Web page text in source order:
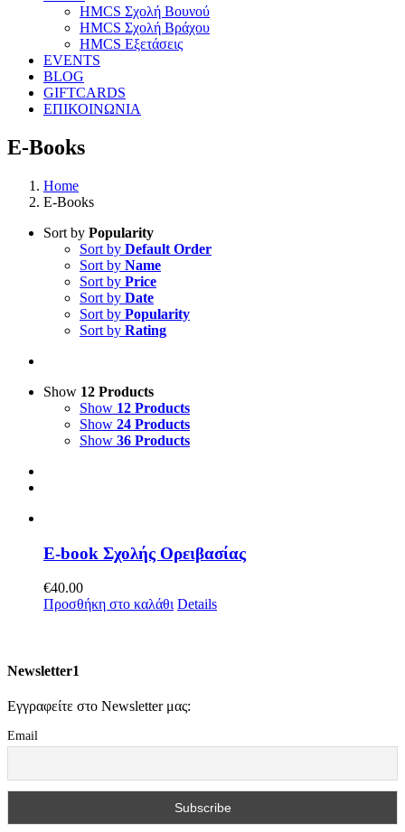
HMCS Σχολή Βουνού
HMCS Σχολή Βράχου
HMCS Εξετάσεις
EVENTS
BLOG
GIFTCARDS
ΕΠΙΚΟΙΝΩΝΙΑ
E-Books
Home
E-Books
Sort by Popularity
Sort by Default Order
Sort by Name
Sort by Price
Sort by Date
Sort by Popularity
Sort by Rating
Show 12 Products
Show 12 Products
Show 24 Products
Show 36 Products
E-book Σχολής Ορειβασίας
€40.00
Προσθήκη στο καλάθι Details
Newsletter1
Εγγραφείτε στο Newsletter μας:
Email